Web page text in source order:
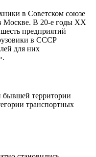
в Советском союзе
Москве. В 20-е годы XX
предприятий
в СССР
для них
бывшей территории
транспортных